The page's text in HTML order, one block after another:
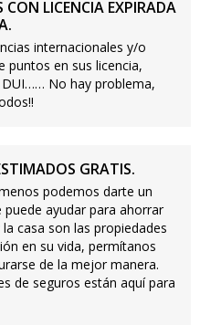
CON LICENCIA EXPIRADA
internacionales y/o
puntos en sus licencia,
No hay problema,
GRATIS.
podemos darte un
ayudar para ahorrar
casa son las propiedades
en su vida, permítanos
de la mejor manera.
de seguros están aquí para